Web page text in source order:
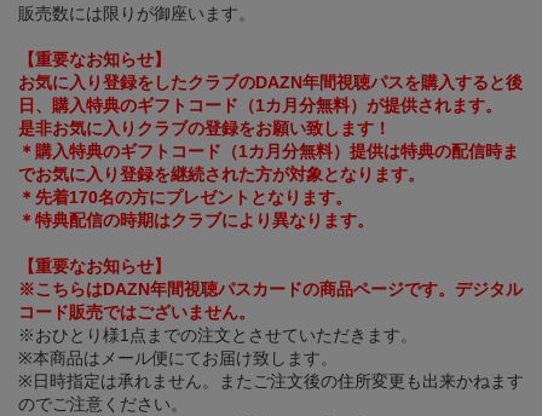
販売数には限りが御座います。
【重要なお知らせ】
お気に入り登録をしたクラブのDAZN年間視聴パスを購入すると後
日、購入特典のギフトコード（1カ月分無料）が提供されます。
是非お気に入りクラブの登録をお願い致します！
＊購入特典のギフトコード（1カ月分無料）提供は特典の配信時ま
でお気に入り登録を継続された方が対象となります。
＊先着170名の方にプレゼントとなります。
＊特典配信の時期はクラブにより異なります。
【重要なお知らせ】
※こちらはDAZN年間視聴パスカードの商品ページです。デジタル
コード販売ではございません。
※おひとり様1点までの注文とさせていただきます。
※本商品はメール便にてお届け致します。
※日時指定は承れません。またご注文後の住所変更も出来かねます
のでご注意ください。